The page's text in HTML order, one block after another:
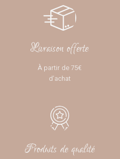
Livraison offerte
À partir de 75€
d’achat
Produits de qualité